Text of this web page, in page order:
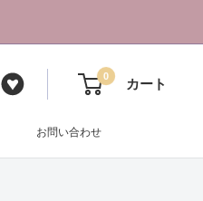
0 カート
お問い合わせ